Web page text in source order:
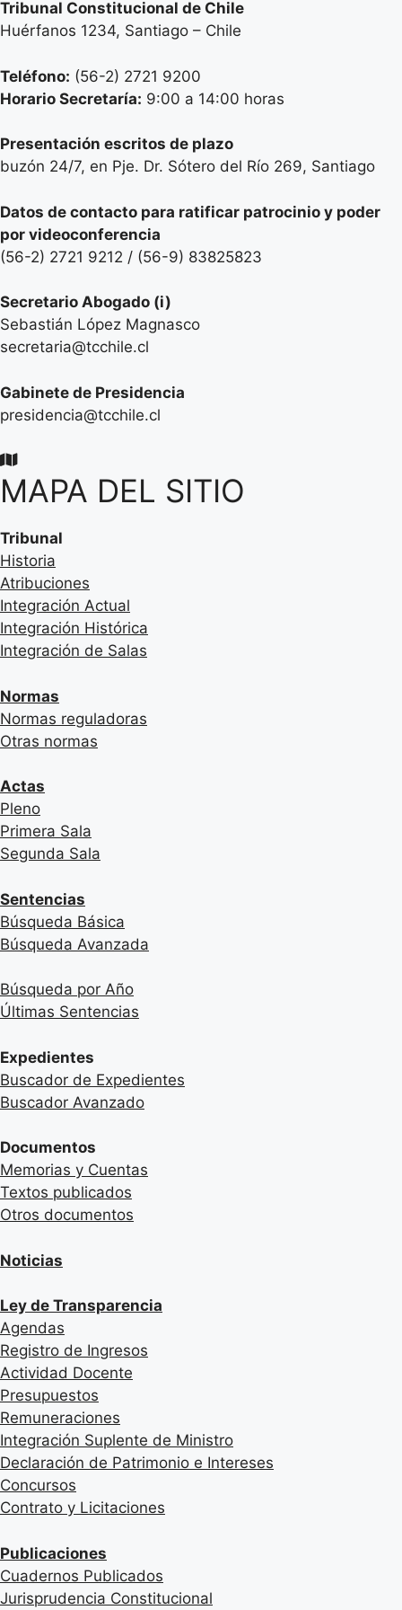
Tribunal Constitucional de Chile
Huérfanos 1234, Santiago – Chile
Teléfono: (56-2) 2721 9200
Horario Secretaría: 9:00 a 14:00 horas
Presentación escritos de plazo
buzón 24/7, en Pje. Dr. Sótero del Río 269, Santiago
Datos de contacto para ratificar patrocinio y poder
por videoconferencia
(56-2) 2721 9212 / (56-9) 83825823
Secretario Abogado (i)
Sebastián López Magnasco
secretaria@tcchile.cl
Gabinete de Presidencia
presidencia@tcchile.cl
MAPA DEL SITIO
Tribunal
Historia
Atribuciones
Integración Actual
Integración Histórica
Integración de Salas
Normas
Normas reguladoras
Otras normas
Actas
Pleno
Primera Sala
Segunda Sala
Sentencias
Búsqueda Básica
Búsqueda Avanzada
Búsqueda por Año
Últimas Sentencias
Expedientes
Buscador de Expedientes
Buscador Avanzado
Documentos
Memorias y Cuentas
Textos publicados
Otros documentos
Noticias
Ley de Transparencia
Agendas
Registro de Ingresos
Actividad Docente
Presupuestos
Remuneraciones
Integración Suplente de Ministro
Declaración de Patrimonio e Intereses
Concursos
Contrato y Licitaciones
Publicaciones
Cuadernos Publicados
Jurisprudencia Constitucional